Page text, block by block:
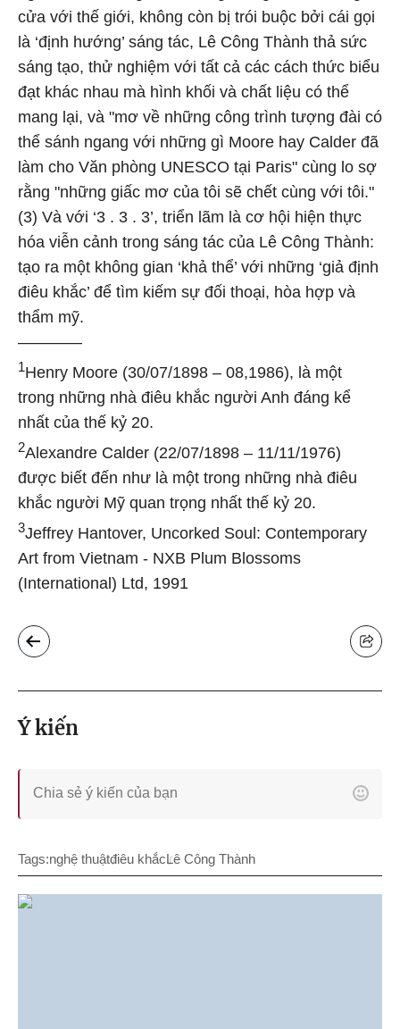
cửa với thế giới, không còn bị trói buộc bởi cái gọi
là ‘định hướng’ sáng tác, Lê Công Thành thả sức
sáng tạo, thử nghiệm với tất cả các cách thức biểu
đạt khác nhau mà hình khối và chất liệu có thể
mang lại, và "mơ về những công trình tượng đài có
thể sánh ngang với những gì Moore hay Calder đã
làm cho Văn phòng UNESCO tại Paris" cùng lo sợ
rằng "những giấc mơ của tôi sẽ chết cùng với tôi."
(3) Và với ‘3 . 3 . 3’, triển lãm là cơ hội hiện thực
hóa viễn cảnh trong sáng tác của Lê Công Thành:
tạo ra một không gian ‘khả thể’ với những ‘giả định
điêu khắc’ để tìm kiếm sự đối thoại, hòa hợp và
thẩm mỹ.
————
1Henry Moore (30/07/1898 – 08,1986), là một
trong những nhà điêu khắc người Anh đáng kể
nhất của thế kỷ 20.
2Alexandre Calder (22/07/1898 – 11/11/1976)
được biết đến như là một trong những nhà điêu
khắc người Mỹ quan trọng nhất thế kỷ 20.
3Jeffrey Hantover, Uncorked Soul: Contemporary
Art from Vietnam - NXB Plum Blossoms
(International) Ltd, 1991
Ý kiến
Tags:nghệ thuậtđiêu khắcLê Công Thành